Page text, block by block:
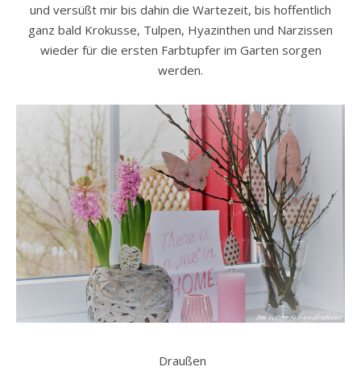
und versüßt mir bis dahin die Wartezeit, bis hoffentlich
ganz bald Krokusse, Tulpen, Hyazinthen und Narzissen
wieder für die ersten Farbtupfer im Garten sorgen
werden.
Draußen